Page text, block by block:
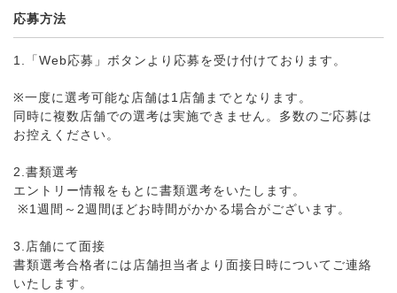
応募方法
1.「Web応募」ボタンより応募を受け付けております。
※一度に選考可能な店舗は1店舗までとなります。
同時に複数店舗での選考は実施できません。多数のご応募は
お控えください。
2.書類選考
エントリー情報をもとに書類選考をいたします。
※1週間～2週間ほどお時間がかかる場合がございます。
3.店舗にて面接
書類選考合格者には店舗担当者より面接日時についてご連絡
いたします。